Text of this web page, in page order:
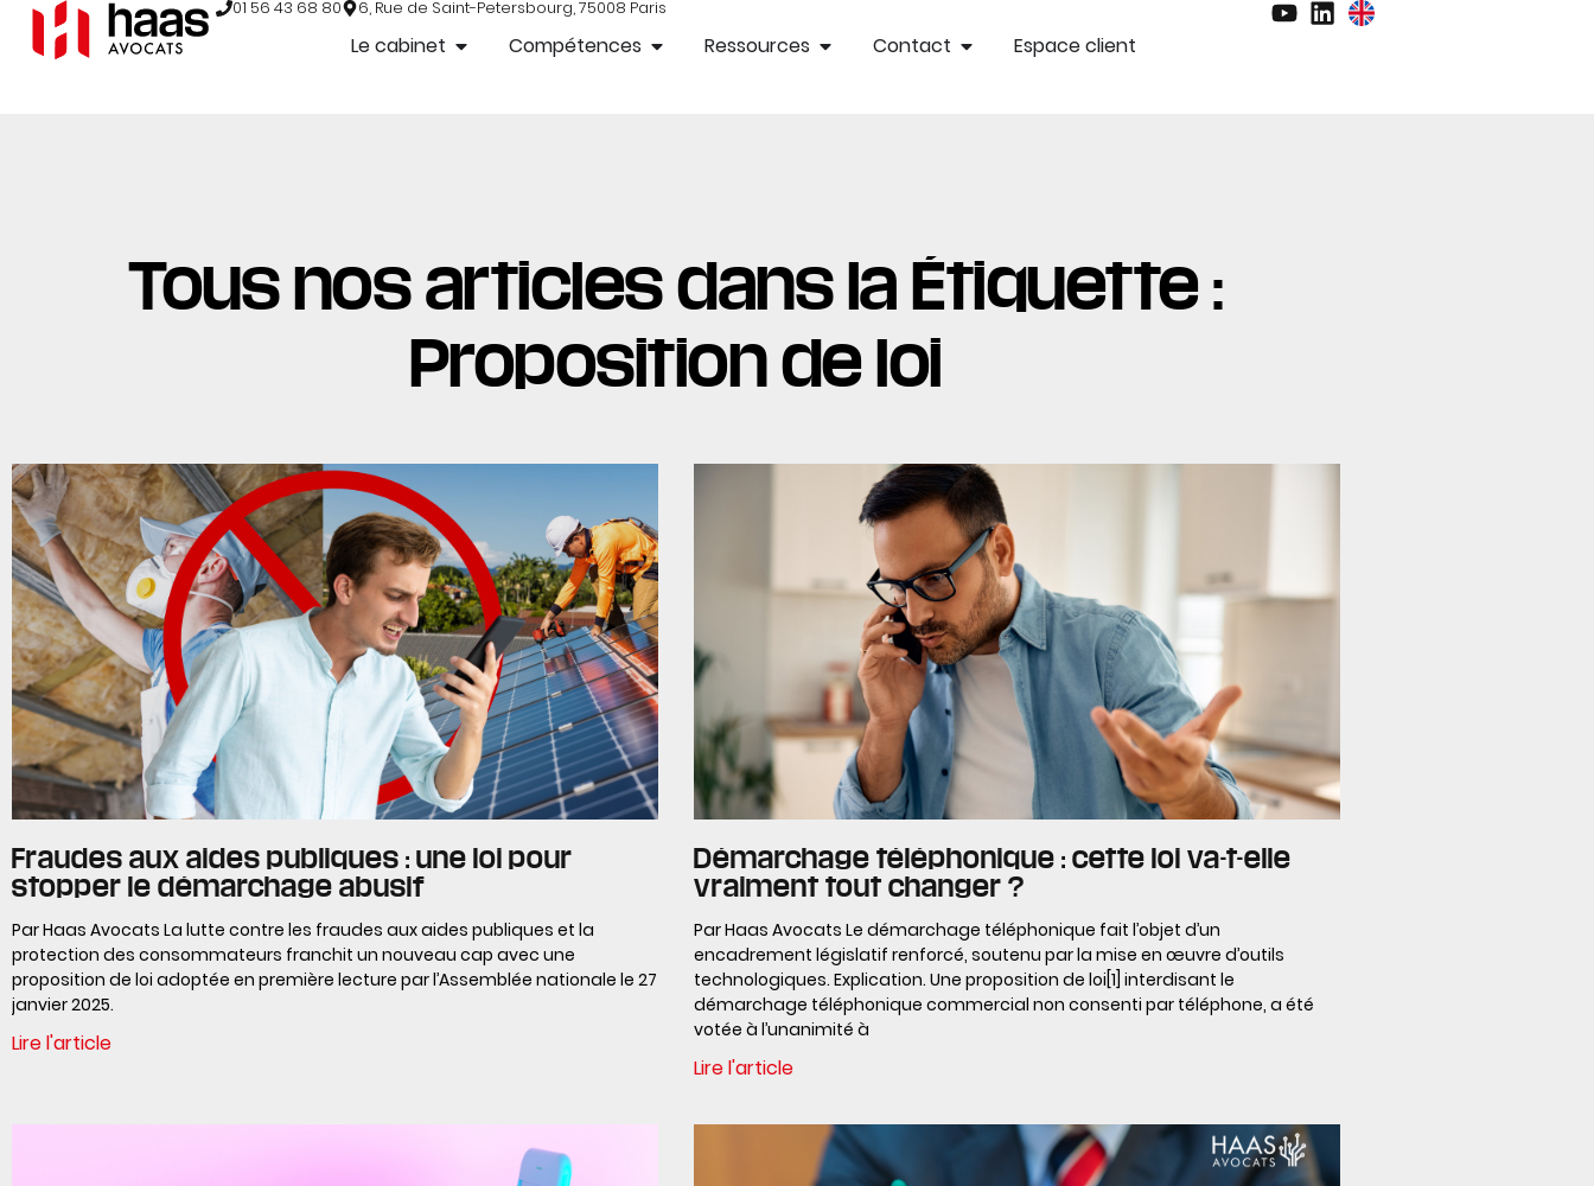
01 56 43 68 80 6, Rue de Saint-Petersbourg, 75008 Paris
Le cabinet Compétences Ressources Contact Espace client
Tous nos articles dans la Étiquette :
Proposition de loi
Fraudes aux aides publiques : une loi pour
stopper le démarchage abusif
Par Haas Avocats La lutte contre les fraudes aux aides publiques et la
protection des consommateurs franchit un nouveau cap avec une
proposition de loi adoptée en première lecture par l’Assemblée nationale le 27
janvier 2025.
Lire l'article
Démarchage téléphonique : cette loi va-t-elle
vraiment tout changer ?
Par Haas Avocats Le démarchage téléphonique fait l’objet d’un
encadrement législatif renforcé, soutenu par la mise en œuvre d’outils
technologiques. Explication. Une proposition de loi[1] interdisant le
démarchage téléphonique commercial non consenti par téléphone, a été
votée à l’unanimité à
Lire l'article